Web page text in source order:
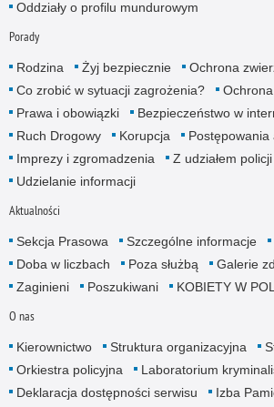
Oddziały o profilu mundurowym
Porady
Rodzina Żyj bezpiecznie
Ochrona
Co zrobić w sytuacji zagrożenia?
Prawa i obowiązki
Bezpieczeństwo w
Ruch Drogowy
Korupcja
Imprezy i zgromadzenia
Z udziałem policji
Udzielanie informacji
Aktualności
Sekcja Prasowa Szczególne informacje
Doba w liczbach
Poza służbą Galerie
Zaginieni
Poszukiwani KOBIETY W
O nas
Kierownictwo Struktura organizacyjna
Orkiestra policyjna
Laboratorium
Deklaracja dostępności serwisu
Izba